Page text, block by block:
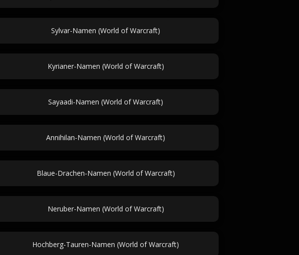
Sylvar-Namen (World of Warcraft)
Kyrianer-Namen (World of Warcraft)
Sayaadi-Namen (World of Warcraft)
Annihilan-Namen (World of Warcraft)
Blaue-Drachen-Namen (World of Warcraft)
Neruber-Namen (World of Warcraft)
Hochberg-Tauren-Namen (World of Warcraft)